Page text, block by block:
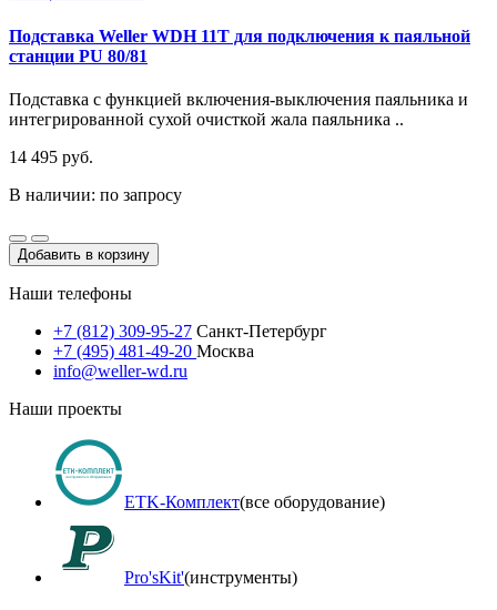
Подставка Weller WDH 11T для подключения к паяльной
станции PU 80/81
Подставка с функцией включения-выключения паяльника и
интегрированной сухой очисткой жала паяльника ..
14 495 руб.
В наличии: по запросу
Добавить в корзину
Наши телефоны
+7 (812) 309-95-27 Санкт-Петербург
+7 (495) 481-49-20 Москва
info@weller-wd.ru
Наши проекты
ETK-Комплект(все оборудование)
Pro'sKit'(инструменты)